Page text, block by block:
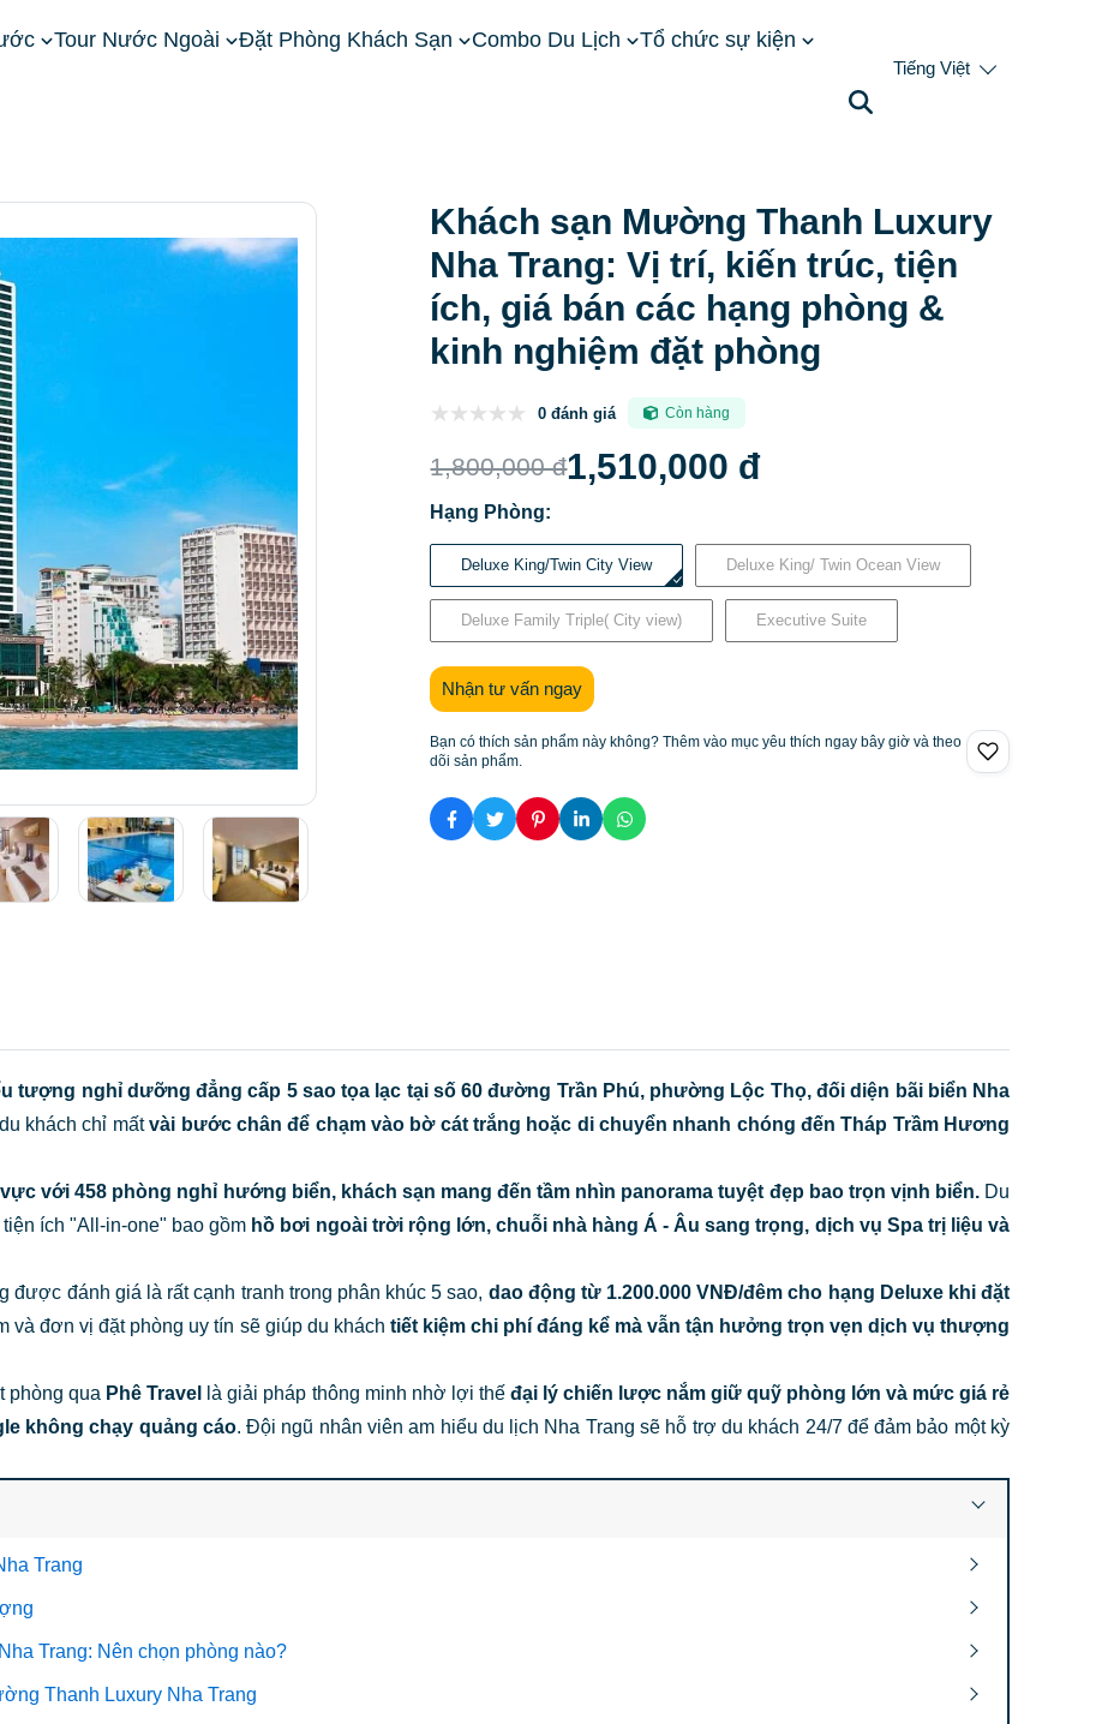
Tour Nước Ngoài Đặt Phòng Khách Sạn Combo Du Lịch Tổ chức sự kiện
Tiếng Việt
Khách sạn Mường Thanh Luxury
Nha Trang: Vị trí, kiến trúc, tiện
ích, giá bán các hạng phòng &
kinh nghiệm đặt phòng
0 đánh giá Còn hàng
1,800,000 đ1,510,000 đ
Hạng Phòng:
Deluxe King/Twin City View Deluxe King/ Twin Ocean View
Deluxe Family Triple( City view) Executive Suite
Nhận tư vấn ngay
Bạn có thích sản phẩm này không? Thêm vào mục yêu thích ngay bây giờ và theo
dõi sản phẩm.
tượng nghỉ dưỡng đẳng cấp 5 sao tọa lạc tại số 60 đường Trần Phú, phường Lộc Thọ, đối diện bãi biển Nha
khách chỉ mấtvài bước chân để chạm vào bờ cát trắng hoặc di chuyển nhanh chóng đến Tháp Trầm Hương
với 458 phòng nghỉ hướng biển, khách sạn mang đến tầm nhìn panorama tuyệt đẹp bao trọn vịnh biển.Du
ích "All-in-one" bao gồm hồ bơi ngoài trời rộng lớn, chuỗi nhà hàng Á - Âu sang trọng, dịch vụ Spa trị liệu và
đánh giá là rất cạnh tranh trong phân khúc 5 sao, dao động từ 1.200.000 VNĐ/đêm cho hạng Deluxe khi đặt
và đơn vị đặt phòng uy tín sẽ giúp du khách tiết kiệm chi phí đáng kể mà vẫn tận hưởng trọn vẹn dịch vụ thượng
phòng qua Phê Travel là giải pháp thông minh nhờ lợi thế đại lý chiến lược nắm giữ quỹ phòng lớn và mức giá rẻ
không chạy quảng cáo. Đội ngũ nhân viên am hiểu du lịch Nha Trang sẽ hỗ trợ du khách 24/7 để đảm bảo một kỳ
Trang
Trang: Nên chọn phòng nào?
Thanh Luxury Nha Trang